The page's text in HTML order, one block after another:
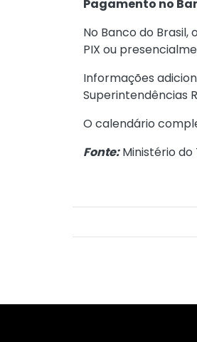
Pagamento no
No Banco do
PIX ou
Informações
Superintendências
O calendário
Fonte:Ministério do